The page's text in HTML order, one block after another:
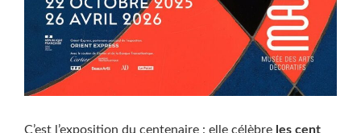
C’est l’exposition du centenaire : elle célèbre les cent